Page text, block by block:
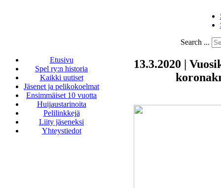
Search ...
Etusivu
Spel ry:n historia
Kaikki uutiset
Jäsenet ja pelikokoelmat
Ensimmäiset 10 vuotta
Huijaustarinoita
Pelilinkkejä
Liity jäseneksi
Yhteystiedot
13.3.2020 |